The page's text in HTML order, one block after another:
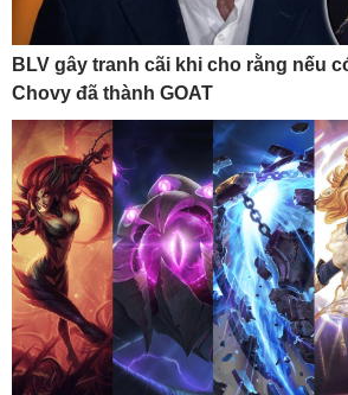
BLV gây tranh cãi khi cho rằng nếu
Chovy đã thành GOAT